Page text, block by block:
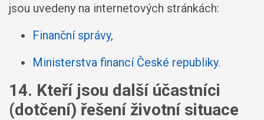
jsou uvedeny na internetových stránkách:
Finanční správy,
Ministerstva financí České republiky.
14. Kteří jsou další účastníci
(dotčení) řešení životní situace